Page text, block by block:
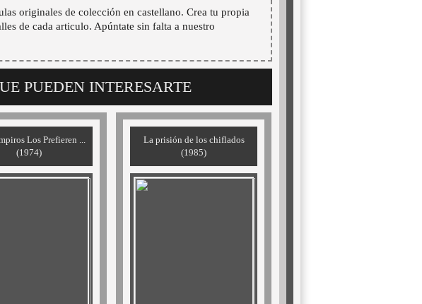
originales de colección en castellano. Crea tu propia
de cada articulo. Apúntate sin falta a nuestro
PUEDEN INTERESARTE
Los Prefieren ...
(1974)
La prisión de los chiflados
(1985)